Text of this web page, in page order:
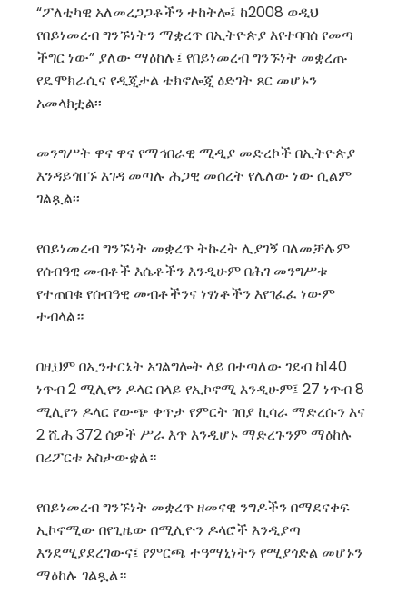
“ፖለቲካዊ አለመረጋጋቶችን ተከትሎ፤ ከ2008 ወዲህ
የበይነመረብ ግንኙነትን ማቋረጥ በኢትዮጵያ እየተባባሰ የመጣ
ችግር ነው” ያለው ማዕከሉ፤ የበይነመረብ ግንኙነት መቋረጡ
የዴሞክራሲና የዲጂታል ቴክኖሎጂ ዕድገት ጸር መሆኑን
አመላክቷል፡፡
መንግሥት ዋና ዋና የማኅበራዊ ሚዲያ መድረኮች በኢትዮጵያ
እንዳይጎበኙ እገዳ መጣሉ ሕጋዊ መሰረት የሌለው ነው ሲልም
ገልጿል፡፡
የበይነመረብ ግንኙነት መቋረጥ ትኩረት ሊያገኝ ባለመቻሉም
የሰብዓዊ መብቶች እሴቶችን እንዲሁም በሕገ መንግሥቱ
የተጠበቁ የሰብዓዊ መብቶችንና ነፃነቶችን እየገፈፈ ነውም
ተብላል።
በዚህም በኢንተርኔት አገልግሎት ላይ በተጣለው ገደብ ከ140
ነጥብ 2 ሚሊየን ዶላር በላይ የኢኮኖሚ እንዲሁም፤ 27 ነጥብ 8
ሚሊየን ዶላር የውጭ ቀጥታ የምርት ገበያ ኪሳራ ማድረሱን እና
2 ሺሕ 372 ሰዎች ሥራ እጥ እንዲሆኑ ማድረጉንም ማዕከሉ
በሪፖርቱ አስታውቋል።
የበይነመረብ ግንኙነት መቋረጥ ዘመናዊ ንግዶችን በማደናቀፍ
ኢኮኖሚው በየጊዜው በሚሊዮን ዶላሮች እንዲያጣ
እንደሚያደረገውና፤ የምርጫ ተዓማኒነትን የሚያጎድል መሆኑን
ማዕከሉ ገልጿል።